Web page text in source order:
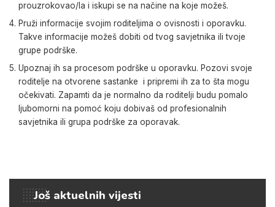
prouzrokovao/la i iskupi se na načine na koje možeš.
Pruži informacije svojim roditeljima o ovisnosti i oporavku.
Takve informacije možeš dobiti od tvog savjetnika ili tvoje
grupe podrške.
Upoznaj ih sa procesom podrške u oporavku. Pozovi svoje
roditelje na otvorene sastanke i pripremi ih za to šta mogu
očekivati. Zapamti da je normalno da roditelji budu pomalo
ljubomorni na pomoć koju dobivaš od profesionalnih
savjetnika ili grupa podrške za oporavak.
Još aktuelnih vijesti